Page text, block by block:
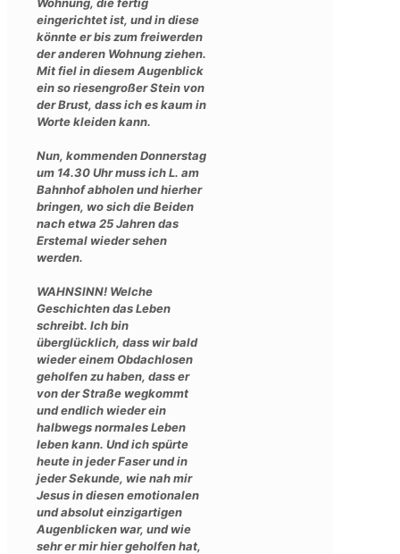
eingerichtet ist, und in diese
könnte er bis zum freiwerden
der anderen Wohnung ziehen.
Mit fiel in diesem Augenblick
ein so riesengroßer Stein von
der Brust, dass ich es kaum in
Worte kleiden kann.
Nun, kommenden Donnerstag
um 14.30 Uhr muss ich L. am
Bahnhof abholen und hierher
bringen, wo sich die Beiden
nach etwa 25 Jahren das
Erstemal wieder sehen
werden.
WAHNSINN! Welche
Geschichten das Leben
schreibt. Ich bin
überglücklich, dass wir bald
wieder einem Obdachlosen
geholfen zu haben, dass er
von der Straße wegkommt
und endlich wieder ein
halbwegs normales Leben
leben kann. Und ich spürte
heute in jeder Faser und in
jeder Sekunde, wie nah mir
Jesus in diesen emotionalen
und absolut einzigartigen
Augenblicken war, und wie
sehr er mir hier geholfen hat,